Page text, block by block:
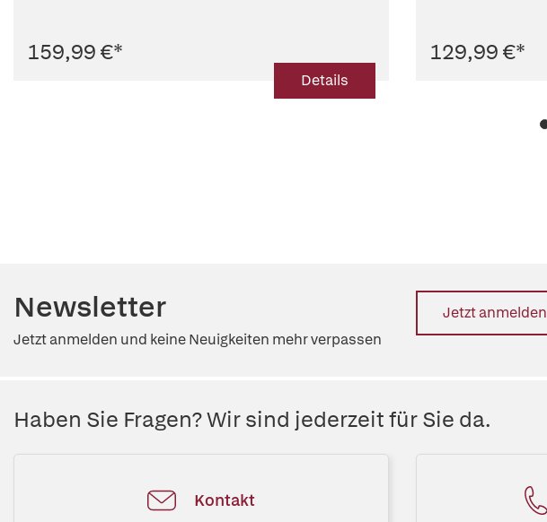
159,99 €*
Details
129,99 €*
Newsletter
Jetzt anmelden und keine Neuigkeiten mehr verpassen
Jetzt anmelden
Haben Sie Fragen? Wir sind jederzeit für Sie da.
Kontakt